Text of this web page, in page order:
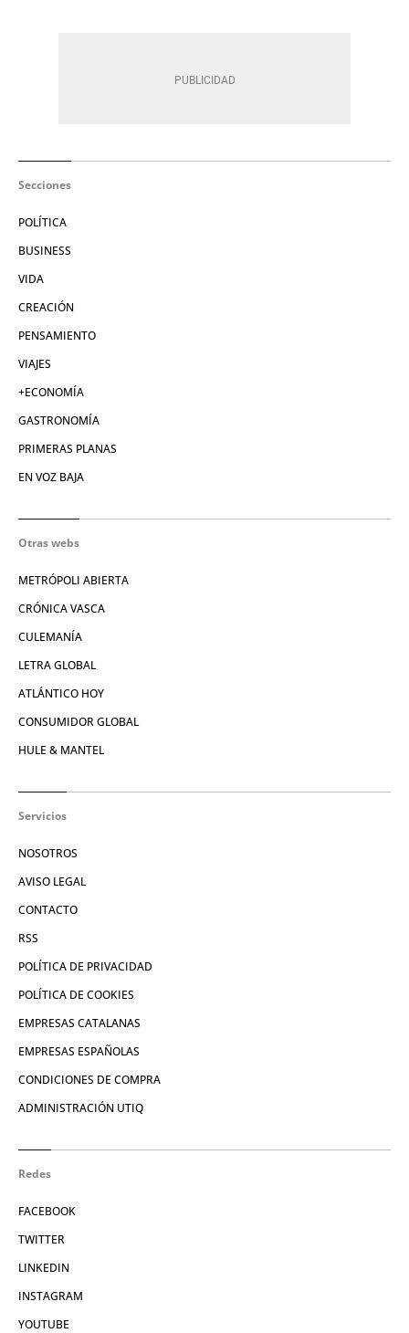
Secciones
POLÍTICA
BUSINESS
VIDA
CREACIÓN
PENSAMIENTO
VIAJES
+ECONOMÍA
GASTRONOMÍA
PRIMERAS PLANAS
EN VOZ BAJA
Otras webs
METRÓPOLI ABIERTA
CRÓNICA VASCA
CULEMANÍA
LETRA GLOBAL
ATLÁNTICO HOY
CONSUMIDOR GLOBAL
HULE & MANTEL
Servicios
NOSOTROS
AVISO LEGAL
CONTACTO
RSS
POLÍTICA DE PRIVACIDAD
POLÍTICA DE COOKIES
EMPRESAS CATALANAS
EMPRESAS ESPAÑOLAS
CONDICIONES DE COMPRA
ADMINISTRACIÓN UTIQ
Redes
FACEBOOK
TWITTER
LINKEDIN
INSTAGRAM
YOUTUBE